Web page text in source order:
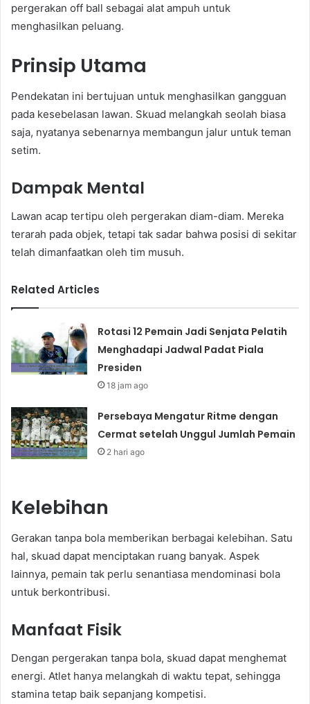
pergerakan off ball sebagai alat ampuh untuk
menghasilkan peluang.
Prinsip Utama
Pendekatan ini bertujuan untuk menghasilkan gangguan
pada kesebelasan lawan. Skuad melangkah seolah biasa
saja, nyatanya sebenarnya membangun jalur untuk teman
setim.
Dampak Mental
Lawan acap tertipu oleh pergerakan diam-diam. Mereka
terarah pada objek, tetapi tak sadar bahwa posisi di sekitar
telah dimanfaatkan oleh tim musuh.
Related Articles
Rotasi 12 Pemain Jadi Senjata Pelatih
Menghadapi Jadwal Padat Piala
Presiden
18 jam ago
Persebaya Mengatur Ritme dengan
Cermat setelah Unggul Jumlah Pemain
2 hari ago
Kelebihan
Gerakan tanpa bola memberikan berbagai kelebihan. Satu
hal, skuad dapat menciptakan ruang banyak. Aspek
lainnya, pemain tak perlu senantiasa mendominasi bola
untuk berkontribusi.
Manfaat Fisik
Dengan pergerakan tanpa bola, skuad dapat menghemat
energi. Atlet hanya melangkah di waktu tepat, sehingga
stamina tetap baik sepanjang kompetisi.